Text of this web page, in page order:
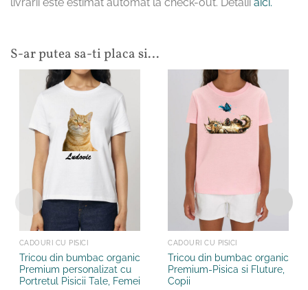
S-ar putea sa-ti placa si…
CADOURI CU PISICI
Tricou din bumbac organic
Premium personalizat cu
Portretul Pisicii Tale, Femei
CADOURI CU PISICI
Tricou din bumbac organic
Premium-Pisica si Fluture,
Copii